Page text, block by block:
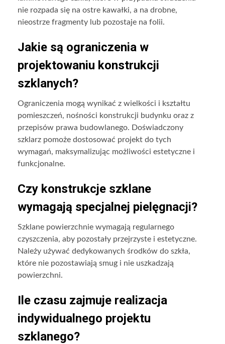
nie rozpada się na ostre kawałki, a na drobne,
nieostrze fragmenty lub pozostaje na folii.
Jakie są ograniczenia w
projektowaniu konstrukcji
szklanych?
Ograniczenia mogą wynikać z wielkości i kształtu
pomieszczeń, nośności konstrukcji budynku oraz z
przepisów prawa budowlanego. Doświadczony
szklarz pomoże dostosować projekt do tych
wymagań, maksymalizując możliwości estetyczne i
funkcjonalne.
Czy konstrukcje szklane
wymagają specjalnej pielęgnacji?
Szklane powierzchnie wymagają regularnego
czyszczenia, aby pozostały przejrzyste i estetyczne.
Należy używać dedykowanych środków do szkła,
które nie pozostawiają smug i nie uszkadzają
powierzchni.
Ile czasu zajmuje realizacja
indywidualnego projektu
szklanego?